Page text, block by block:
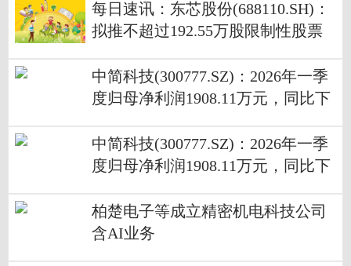
每日速讯：东芯股份(688110.SH)：
拟推不超过192.55万股限制性股票
中简科技(300777.SZ)：2026年一季
度归母净利润1908.11万元，同比下
中简科技(300777.SZ)：2026年一季
度归母净利润1908.11万元，同比下
柏楚电子等成立精密机电科技公司
含AI业务